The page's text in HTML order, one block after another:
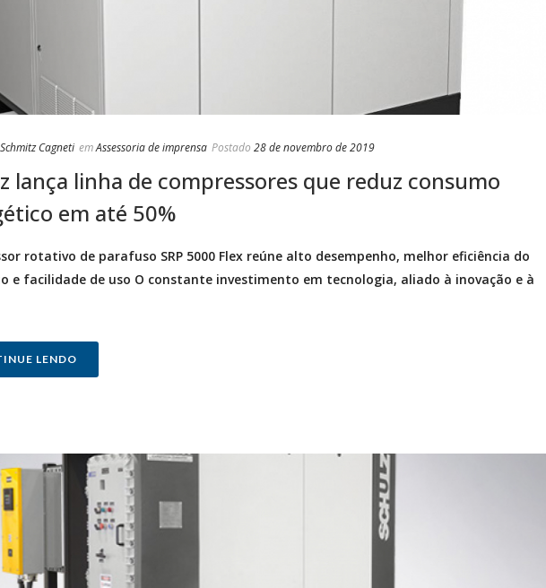
Cagneti emAssessoria de imprensa Postado 28 de novembro de 2019
lança linha de compressores que reduz consumo
em até 50%
rotativo de parafuso SRP 5000 Flex reúne alto desempenho, melhor eficiência do
e facilidade de uso O constante investimento em tecnologia, aliado à inovação e à
LENDO